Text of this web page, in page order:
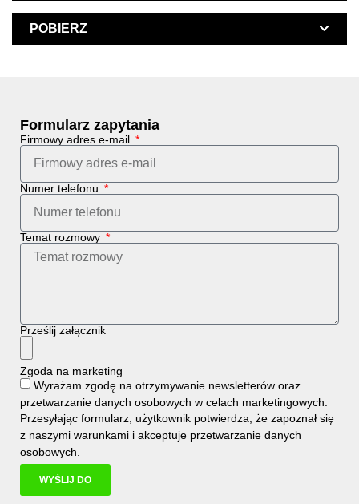
POBIERZ
Formularz zapytania
Firmowy adres e-mail
Numer telefonu
Temat rozmowy
Prześlij załącznik
Zgoda na marketing
Wyrażam zgodę na otrzymywanie newsletterów oraz
przetwarzanie danych osobowych w celach marketingowych.
Przesyłając formularz, użytkownik potwierdza, że zapoznał się
z naszymi warunkami i akceptuje przetwarzanie danych
osobowych
WYŚLIJ DO